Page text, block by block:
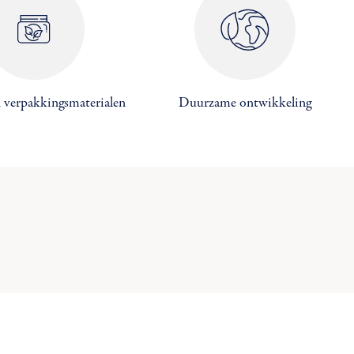
verpakkingsmaterialen Duurzame ontwikkeling